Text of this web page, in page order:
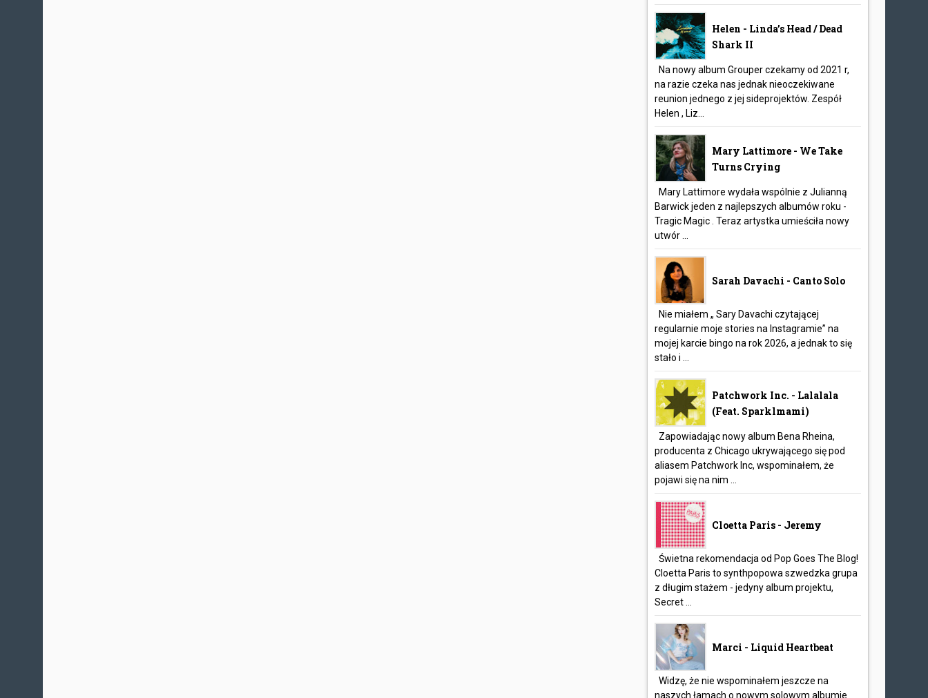
Helen - Linda’s Head / Dead
Shark II
Na nowy album Grouper czekamy od 2021 r,
na razie czeka nas jednak nieoczekiwane
reunion jednego z jej sideprojektów. Zespół
Helen , Liz...
Mary Lattimore - We Take
Turns Crying
Mary Lattimore wydała wspólnie z Julianną
Barwick jeden z najlepszych albumów roku -
Tragic Magic . Teraz artystka umieściła nowy
utwór ...
Sarah Davachi - Canto Solo
Nie miałem „ Sary Davachi czytającej
regularnie moje stories na Instagramie” na
mojej karcie bingo na rok 2026, a jednak to się
stało i ...
Patchwork Inc. - Lalalala
(feat. Sparklmami)
Zapowiadając nowy album Bena Rheina,
producenta z Chicago ukrywającego się pod
aliasem Patchwork Inc, wspominałem, że
pojawi się na nim ...
Cloetta Paris - Jeremy
Świetna rekomendacja od Pop Goes The Blog!
Cloetta Paris to synthpopowa szwedzka grupa
z długim stażem - jedyny album projektu,
Secret ...
Marci - Liquid Heartbeat
Widzę, że nie wspominałem jeszcze na
naszych łamach o nowym solowym albumie